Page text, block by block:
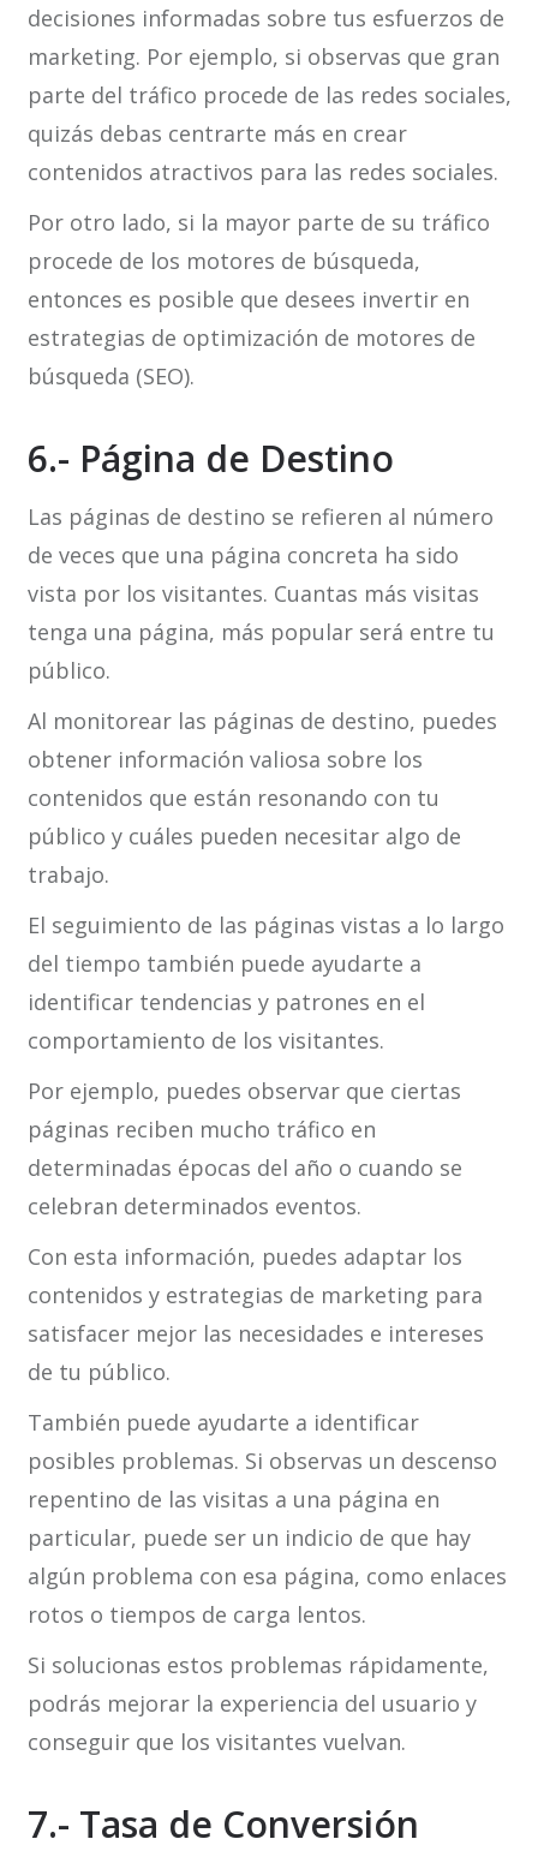
decisiones informadas sobre tus esfuerzos de
marketing. Por ejemplo, si observas que gran
parte del tráfico procede de las redes sociales,
quizás debas centrarte más en crear
contenidos atractivos para las redes sociales.
Por otro lado, si la mayor parte de su tráfico
procede de los motores de búsqueda,
entonces es posible que desees invertir en
estrategias de optimización de motores de
búsqueda (SEO).
6.- Página de Destino
Las páginas de destino se refieren al número
de veces que una página concreta ha sido
vista por los visitantes. Cuantas más visitas
tenga una página, más popular será entre tu
público.
Al monitorear las páginas de destino, puedes
obtener información valiosa sobre los
contenidos que están resonando con tu
público y cuáles pueden necesitar algo de
trabajo.
El seguimiento de las páginas vistas a lo largo
del tiempo también puede ayudarte a
identificar tendencias y patrones en el
comportamiento de los visitantes.
Por ejemplo, puedes observar que ciertas
páginas reciben mucho tráfico en
determinadas épocas del año o cuando se
celebran determinados eventos.
Con esta información, puedes adaptar los
contenidos y estrategias de marketing para
satisfacer mejor las necesidades e intereses
de tu público.
También puede ayudarte a identificar
posibles problemas. Si observas un descenso
repentino de las visitas a una página en
particular, puede ser un indicio de que hay
algún problema con esa página, como enlaces
rotos o tiempos de carga lentos.
Si solucionas estos problemas rápidamente,
podrás mejorar la experiencia del usuario y
conseguir que los visitantes vuelvan.
7.- Tasa de Conversión